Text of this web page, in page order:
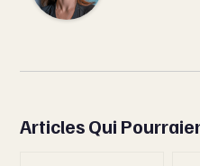
Articles Qui